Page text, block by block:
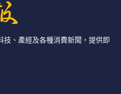
、產經及各種消費新聞，提供即